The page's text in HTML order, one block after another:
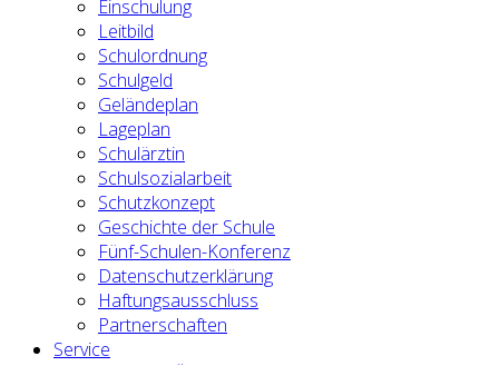
Einschulung
Leitbild
Schulordnung
Schulgeld
Geländeplan
Lageplan
Schulärztin
Schulsozialarbeit
Schutzkonzept
Geschichte der Schule
Fünf-Schulen-Konferenz
Datenschutzerklärung
Haftungsausschluss
Partnerschaften
Service